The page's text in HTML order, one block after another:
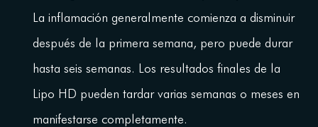
La inflamación generalmente comienza a disminuir
después de la primera semana, pero puede durar
hasta seis semanas. Los resultados finales de la
Lipo HD pueden tardar varias semanas o meses en
manifestarse completamente.